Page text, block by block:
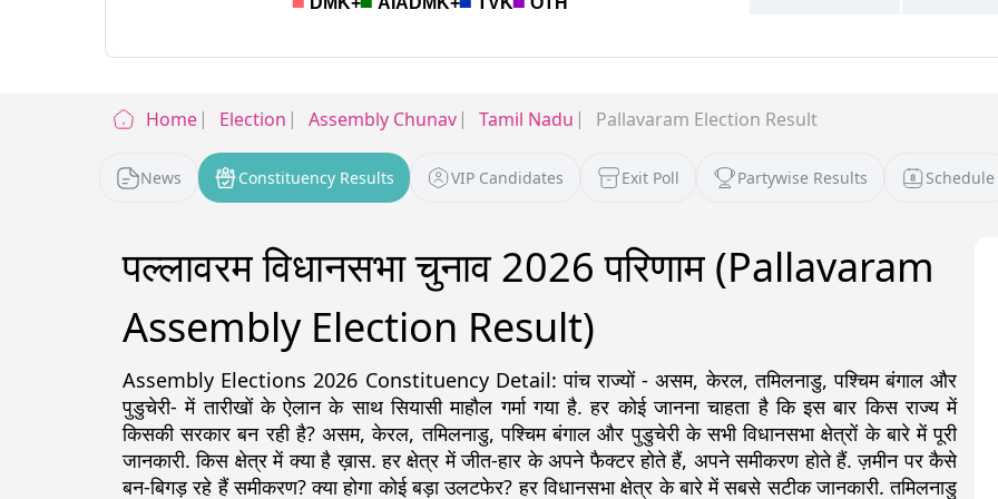
Home Election Assembly Chunav Tamil Nadu Pallavaram Election Result
News Constituency Results VIP Candidates Exit Poll Partywise Results Schedule
पल्लावरम विधानसभा चुनाव 2026 परिणाम (Pallavaram
Assembly Election Result)
Assembly Elections 2026 Constituency Detail: पांच राज्यों - असम, केरल, तमिलनाडु, पश्चिम बंगाल और
पुडुचेरी- में तारीखों के ऐलान के साथ सियासी माहौल गर्मा गया है. हर कोई जानना चाहता है कि इस बार किस राज्य में
किसकी सरकार बन रही है? असम, केरल, तमिलनाडु, पश्चिम बंगाल और पुडुचेरी के सभी विधानसभा क्षेत्रों के बारे में पूरी
जानकारी. किस क्षेत्र में क्या है ख़ास. हर क्षेत्र में जीत-हार के अपने फैक्टर होते हैं, अपने समीकरण होते हैं. ज़मीन पर कैसे
बन-बिगड़ रहे हैं समीकरण? क्या होगा कोई बड़ा उलटफेर? हर विधानसभा क्षेत्र के बारे में सबसे सटीक जानकारी. तमिलनाडु